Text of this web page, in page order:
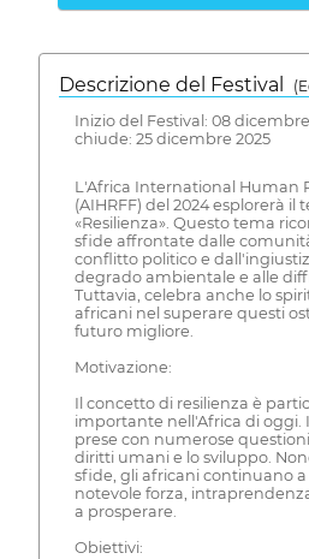
Descrizione del Festival
(
Inizio del Festival: 08
chiude: 25 dicembre 2025
L'Africa International Human
(AIHRFF) del 2024 esplorerà il
«Resilienza». Questo tema
sfide affrontate dalle
conflitto politico e
degrado ambientale e alle
Tuttavia, celebra anche lo
africani nel superare questi
futuro migliore.
Motivazione:
Il concetto di resilienza è
importante nell'Africa di oggi.
prese con numerose
diritti umani e lo sviluppo.
sfide, gli africani continuano
notevole forza,
a prosperare.
Obiettivi: